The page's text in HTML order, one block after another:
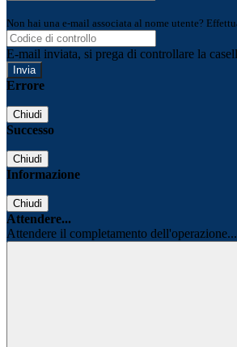
Non hai una e-mail associata al nome utente?
E-mail inviata, si prega di controllare la
Errore
Chiudi
Successo
Chiudi
Informazione
Chiudi
Attendere...
Attendere il completamento dell'operazione...